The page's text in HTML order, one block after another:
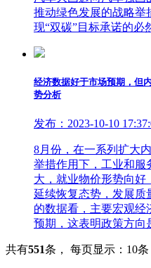
推动绿色发展的战略举
现“双碳”目标承诺的必
经济数据好于市场预期，但
势分析
发布：2023-10-10
8月份，在一系列扩大
举措作用下，工业和服
大，就业物价形势向好
延续恢复态势，发展质
的数据看，主要宏观经
预期，这表明政策方向
共有551条 ， 每页显示：10条